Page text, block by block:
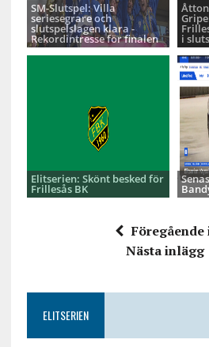
SM-Slutspel: Villa
seriesegrare och
slutspelslagen klara -
Rekordintresse för finalen i
Elitserien: Skönt besked för
Frillesås BK
Nästa inlägg
ELITSERIEN